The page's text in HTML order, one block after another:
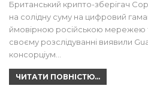
Британський крипто-зберігач
на солідну суму на цифровий
ймовірною російською мережею
своєму розслідуванні виявили
консорціум…
ЧИТАТИ ПОВНІСТЮ...